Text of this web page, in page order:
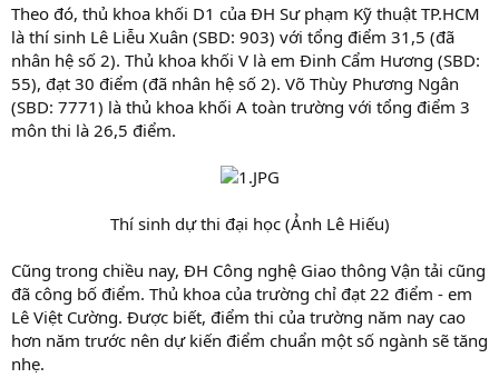
Theo đó, thủ khoa khối D1 của ĐH Sư phạm Kỹ thuật TP.HCM
là thí sinh Lê Liễu Xuân (SBD: 903) với tổng điểm 31,5 (đã
nhân hệ số 2). Thủ khoa khối V là em Đinh Cẩm Hương (SBD:
55), đạt 30 điểm (đã nhân hệ số 2). Võ Thùy Phương Ngân
(SBD: 7771) là thủ khoa khối A toàn trường với tổng điểm 3
môn thi là 26,5 điểm.
Thí sinh dự thi đại học (Ảnh Lê Hiếu)​
Cũng trong chiều nay, ĐH Công nghệ Giao thông Vận tải cũng
đã công bố điểm. Thủ khoa của trường chỉ đạt 22 điểm - em
Lê Việt Cường. Được biết, điểm thi của trường năm nay cao
hơn năm trước nên dự kiến điểm chuẩn một số ngành sẽ tăng
nhẹ.